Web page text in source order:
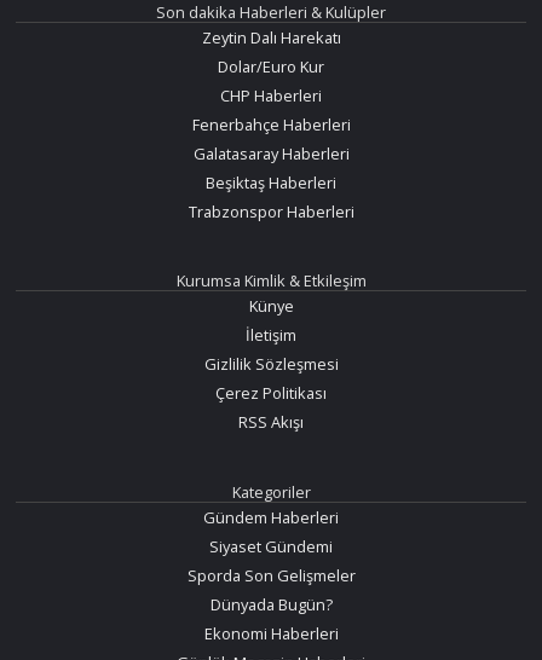
Son dakika Haberleri & Kulüpler
Zeytin Dalı Harekatı
Dolar/Euro Kur
CHP Haberleri
Fenerbahçe Haberleri
Galatasaray Haberleri
Beşiktaş Haberleri
Trabzonspor Haberleri
Kurumsa Kimlik & Etkileşim
Künye
İletişim
Gizlilik Sözleşmesi
Çerez Politikası
RSS Akışı
Kategoriler
Gündem Haberleri
Siyaset Gündemi
Sporda Son Gelişmeler
Dünyada Bugün?
Ekonomi Haberleri